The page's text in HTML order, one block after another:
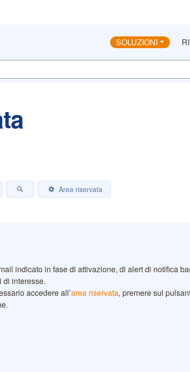
SOLUZIONI
Cercavi altro? Area riservata
indicato in fase di attivazione, di alert di notifica
di interesse.
accedere all’area riservata, premere sul